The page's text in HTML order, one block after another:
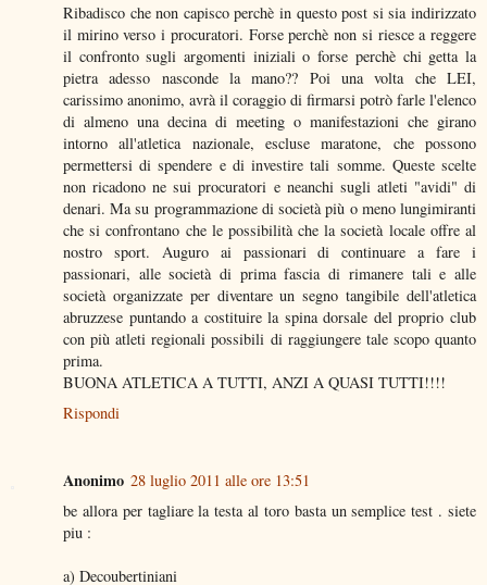
Ribadisco che non capisco perchè in questo post si sia indirizzato
il mirino verso i procuratori. Forse perchè non si riesce a reggere
il confronto sugli argomenti iniziali o forse perchè chi getta la
pietra adesso nasconde la mano?? Poi una volta che LEI,
carissimo anonimo, avrà il coraggio di firmarsi potrò farle l'elenco
di almeno una decina di meeting o manifestazioni che girano
intorno all'atletica nazionale, escluse maratone, che possono
permettersi di spendere e di investire tali somme. Queste scelte
non ricadono ne sui procuratori e neanchi sugli atleti "avidi" di
denari. Ma su programmazione di società più o meno lungimiranti
che si confrontano che le possibilità che la società locale offre al
nostro sport. Auguro ai passionari di continuare a fare i
passionari, alle società di prima fascia di rimanere tali e alle
società organizzate per diventare un segno tangibile dell'atletica
abruzzese puntando a costituire la spina dorsale del proprio club
con più atleti regionali possibili di raggiungere tale scopo quanto
prima.
BUONA ATLETICA A TUTTI, ANZI A QUASI TUTTI!!!!
Rispondi
Anonimo 28 luglio 2011 alle ore 13:51
be allora per tagliare la testa al toro basta un semplice test . siete
piu :
a) Decoubertiniani